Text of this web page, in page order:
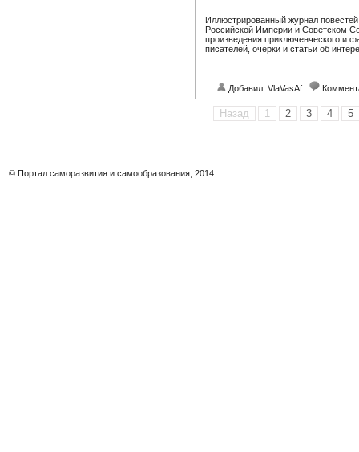
Иллюстрированный журнал
Российской Империи и Советском
произведения приключенческого и
писателей, очерки и статьи об
Добавил: VlaVasAf
Назад 1 2 3 4 5
© Портал саморазвития и самообразования, 2014